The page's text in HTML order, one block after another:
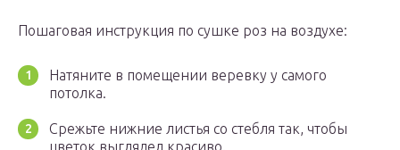
Пошаговая инструкция по сушке роз на воздухе:
Натяните в помещении веревку у самого
потолка.
Срежьте нижние листья со стебля так, чтобы
цветок выглядел красиво.